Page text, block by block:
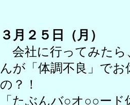
３月２５日（月）
会社に行ってみたら
んが「体調不良」で
の？！
「たぶんバ○オ○○ー